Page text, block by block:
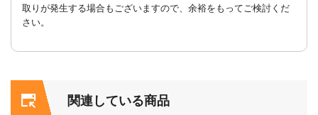
取りが発生する場合もございますので、余裕をもってご検討くだ
さい。
関連している商品